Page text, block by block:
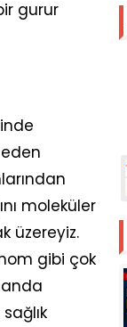
gurur
moleküler
üzereyiz.
gibi çok